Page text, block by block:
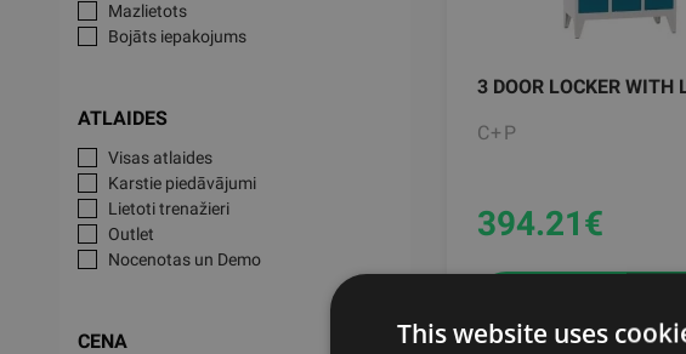
Mazlietots
Bojāts iepakojums
ATLAIDES
Visas atlaides
Karstie piedāvājumi
Lietoti trenažieri
Outlet
Nocenotas un Demo
CENA
3 DOOR LOCKER WITH
C+P
394.21€
This website uses